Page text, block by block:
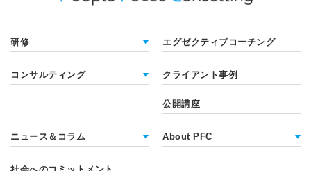
研修 エグゼクティブコーチング
コンサルティング クライアント事例
公開講座
ニュース＆コラム About PFC